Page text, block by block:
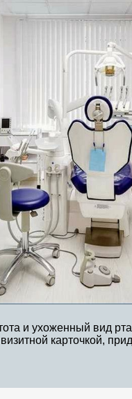
и ухоженный вид
карточкой,